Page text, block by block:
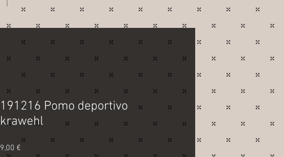
191216 Pomo deportivo
krawehl
9,00 €